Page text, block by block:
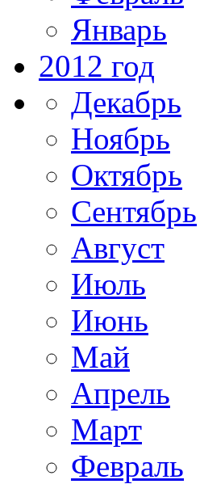
Январь
2012 год
Декабрь
Ноябрь
Октябрь
Сентябрь
Август
Июль
Июнь
Май
Апрель
Март
Февраль